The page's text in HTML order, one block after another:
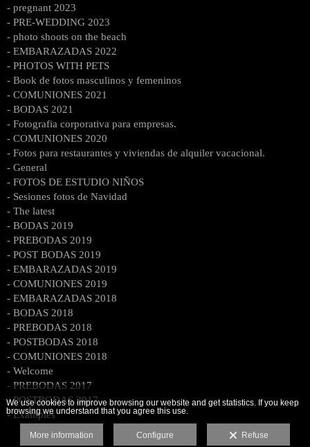
- pregnant 2023
- PRE-WEDDING 2023
- photo shoots on the beach
- EMBARAZADAS 2022
- PHOTOS WITH PETS
- Book de fotos masculinos y femeninos
- COMUNIONES 2021
- BODAS 2021
- Fotografia corporativa para empresas.
- COMUNIONES 2020
- Fotos para restaurantes y viviendas de alquiler vacacional.
- General
- FOTOS DE ESTUDIO NIÑOS
- Sesiones fotos de Navidad
- The latest
- BODAS 2019
- PREBODAS 2019
- POST BODAS 2019
- EMBARAZADAS 2019
- COMUNIONES 2019
- EMBARAZADAS 2018
- BODAS 2018
- PREBODAS 2018
- POSTBODAS 2018
- COMUNIONES 2018
- Welcome
- PREBODAS 2017
- POSTBODAS 2017
- Examples
We use cookies to improve browsing our website and get statistics. If you keep
browsing we understand that you agree this use.
More information Configure Refuse